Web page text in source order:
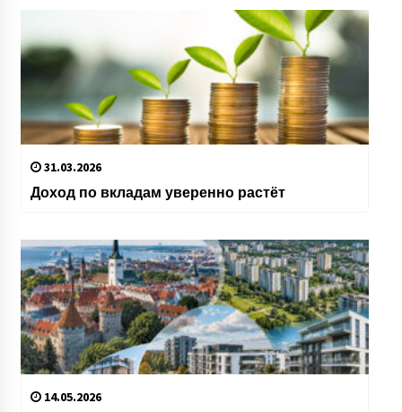
31.03.2026
Доход по вкладам уверенно растёт
14.05.2026